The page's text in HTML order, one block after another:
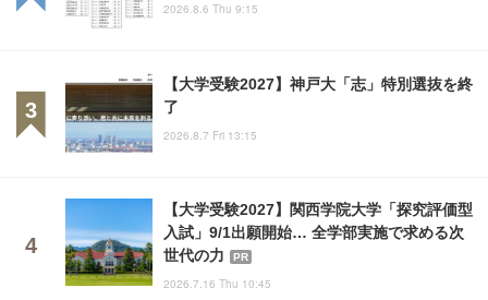
2026.8.6 Thu 9:15
【大学受験2027】神戸大「志」特別選抜を終
了
2026.8.7 Fri 13:15
【大学受験2027】関西学院大学「探究評価型
入試」9/1出願開始… 全学部実施で求める次
世代の力
PR
2026.7.16 Thu 10:45